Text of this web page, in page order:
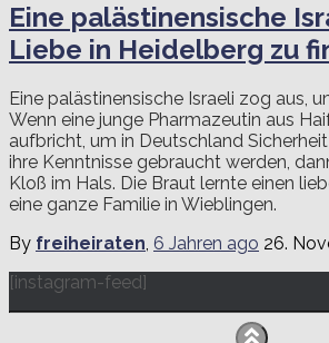
Eine palästinensische
Liebe in Heidelberg zu
Eine palästinensische Israeli zog aus,
Wenn eine junge Pharmazeutin aus
aufbricht, um in Deutschland
ihre Kenntnisse gebraucht werden,
Kloß im Hals. Die Braut lernte einen
eine ganze Familie in Wieblingen.
By freiheiraten, 6 Jahren ago 26.
[instagram-feed]